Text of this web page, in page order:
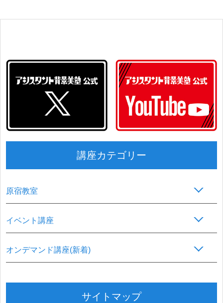
講座カテゴリー
原宿教室
イベント講座
オンデマンド講座(新着)
サイトマップ